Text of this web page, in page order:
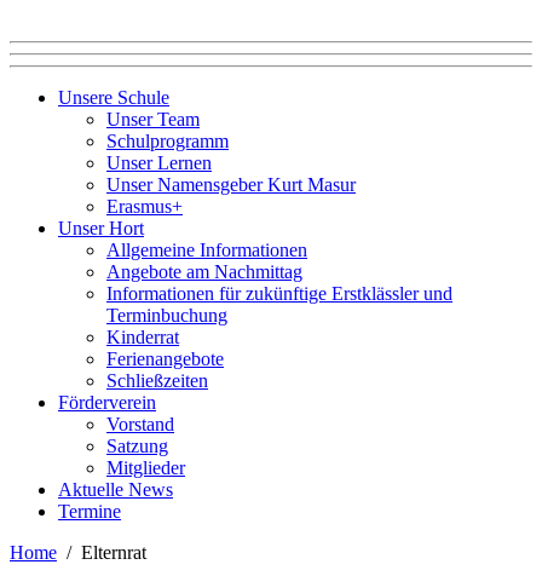
Unsere Schule
Unser Team
Schulprogramm
Unser Lernen
Unser Namensgeber Kurt Masur
Erasmus+
Unser Hort
Allgemeine Informationen
Angebote am Nachmittag
Informationen für zukünftige Erstklässler und
Terminbuchung
Kinderrat
Ferienangebote
Schließzeiten
Förderverein
Vorstand
Satzung
Mitglieder
Aktuelle News
Termine
Home
Elternrat